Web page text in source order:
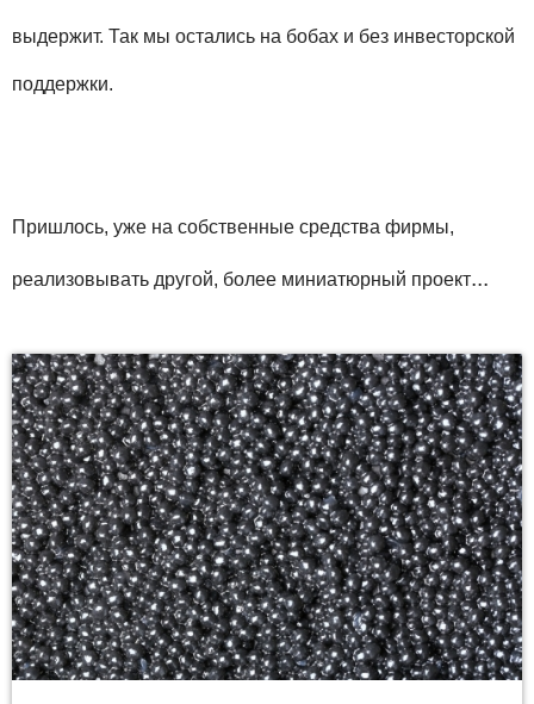
выдержит. Так мы остались на бобах и без инвесторской
поддержки.
Пришлось, уже на собственные средства фирмы,
реализовывать другой, более миниатюрный проект...